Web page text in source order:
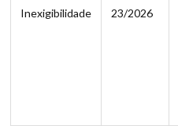
Inexigibilidade 23/2026